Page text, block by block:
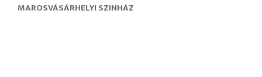
MAROSVÁSÁRHELYI SZINHÁZ